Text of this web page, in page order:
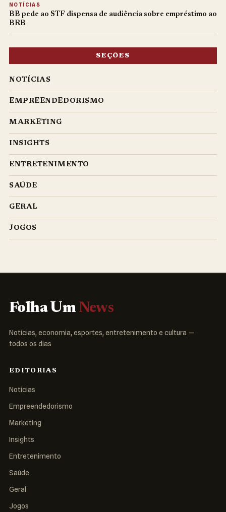
NOTÍCIAS
BB pede ao STF dispensa de audiência sobre empréstimo ao
BRB
SEÇÕES
NOTÍCIAS
EMPREENDEDORISMO
MARKETING
INSIGHTS
ENTRETENIMENTO
SAÚDE
GERAL
JOGOS
Folha Um News
Notícias, economia, esportes, entretenimento e cultura —
todos os dias
EDITORIAS
Notícias
Empreendedorismo
Marketing
Insights
Entretenimento
Saúde
Geral
Jogos